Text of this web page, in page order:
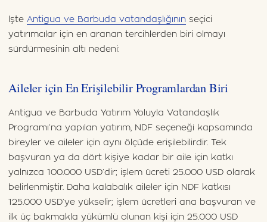
İşte Antigua ve Barbuda vatandaşlığınınseçici
yatırımcılar için en aranan tercihlerden biri olmayı
sürdürmesinin altı nedeni:
Aileler için En Erişilebilir Programlardan Biri
Antigua ve Barbuda Yatırım Yoluyla Vatandaşlık
Programı’na yapılan yatırım, NDF seçeneği kapsamında
bireyler ve aileler için aynı ölçüde erişilebilirdir. Tek
başvuran ya da dört kişiye kadar bir aile için katkı
yalnızca 100.000 USD’dir; işlem ücreti 25.000 USD olarak
belirlenmiştir. Daha kalabalık aileler için NDF katkısı
125.000 USD’ye yükselir; işlem ücretleri ana başvuran ve
ilk üç bakmakla yükümlü olunan kişi için 25.000 USD